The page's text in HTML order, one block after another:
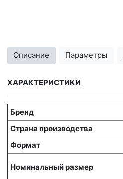
Описание Параметры
ХАРАКТЕРИСТИКИ
Бренд
Страна производства
Формат
Номинальный размер